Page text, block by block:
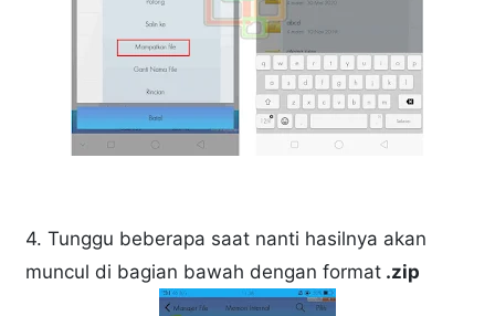
4. Tunggu beberapa saat nanti hasilnya akan
muncul di bagian bawah dengan format .zip